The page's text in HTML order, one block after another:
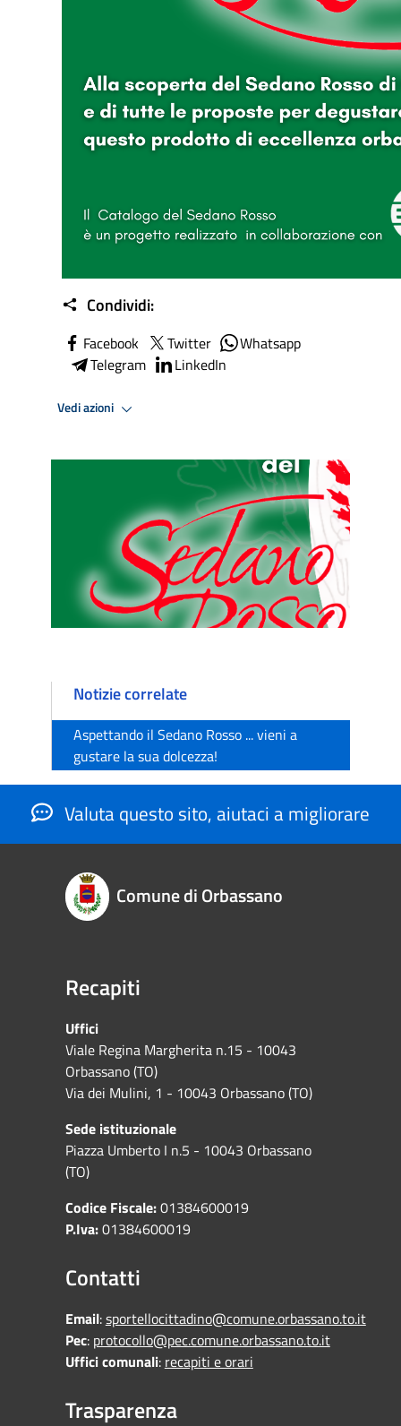
Condividi:
Facebook Twitter
Whatsapp
Telegram
LinkedIn
Vedi azioni
Notizie correlate
Aspettando il Sedano Rosso ... vieni a
gustare la sua dolcezza!
Valuta questo sito, aiutaci a migliorare
Comune di Orbassano
Recapiti
Uffici
Viale Regina Margherita n.15 - 10043
Orbassano (TO)
Via dei Mulini, 1 - 10043 Orbassano (TO)
Sede istituzionale
Piazza Umberto I n.5 - 10043 Orbassano
(TO)
Codice Fiscale:01384600019
P.Iva:01384600019
Contatti
Email:sportellocittadino@comune.orbassano.to.it
Pec: protocollo@pec.comune.orbassano.to.it
Uffici comunali: recapiti e orari
Trasparenza